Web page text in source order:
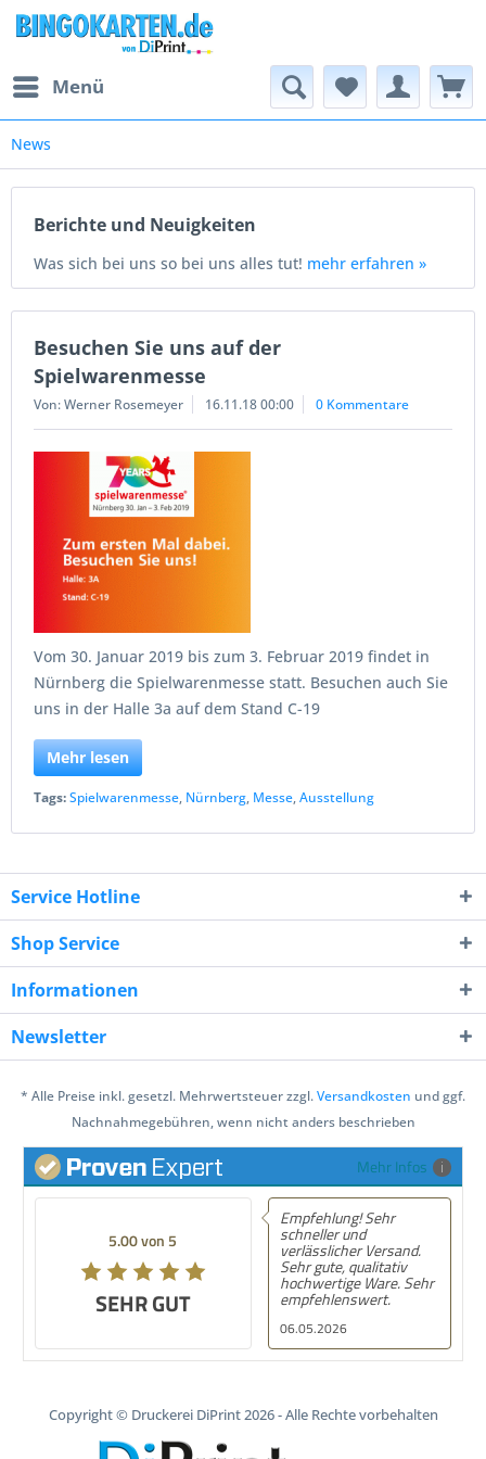
Menü
News
Berichte und Neuigkeiten
Was sich bei uns so bei uns alles tut! mehr erfahren »
Besuchen Sie uns auf der
Spielwarenmesse
Von: Werner Rosemeyer 16.11.18 00:00 0 Kommentare
Vom 30. Januar 2019 bis zum 3. Februar 2019 findet in
Nürnberg die Spielwarenmesse statt. Besuchen auch Sie
uns in der Halle 3a auf dem Stand C-19
Mehr lesen
Tags:Spielwarenmesse, Nürnberg, Messe,Ausstellung
Service Hotline
Shop Service
Informationen
Newsletter
* Alle Preise inkl. gesetzl. Mehrwertsteuer zzgl.Versandkosten und ggf.
Nachnahmegebühren, wenn nicht anders beschrieben
Mehr Infos
5.00 von 5
SEHR GUT
06.05.2026
Empfehlung! Sehr
schneller und
verlässlicher Versand.
Sehr gute, qualitativ
hochwertige Ware. Sehr
empfehlenswert.
Copyright © Druckerei DiPrint 2026 - Alle Rechte vorbehalten